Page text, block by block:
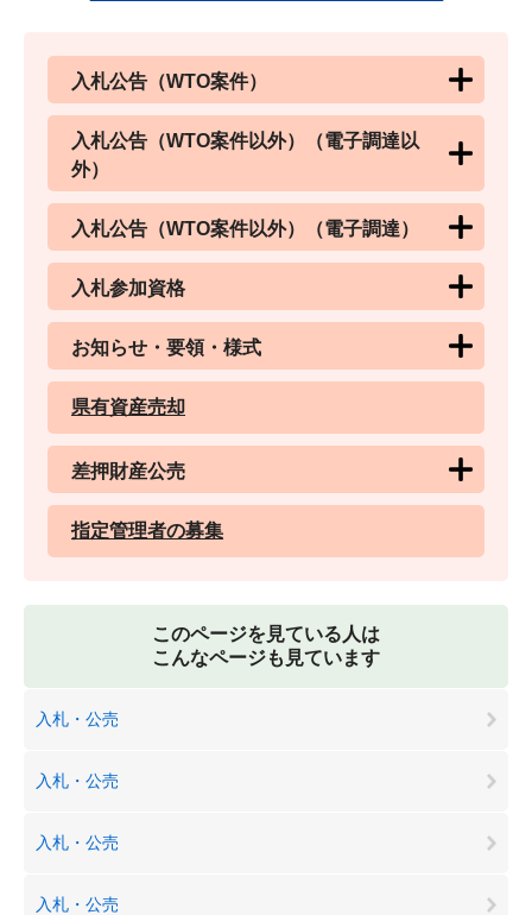
入札公告（WTO案件）
入札公告（WTO案件以外）（電子調達以
外）
入札公告（WTO案件以外）（電子調達）
入札参加資格
お知らせ・要領・様式
県有資産売却
差押財産公売
指定管理者の募集
このページを見ている人は
こんなページも見ています
入札・公売
入札・公売
入札・公売
入札・公売